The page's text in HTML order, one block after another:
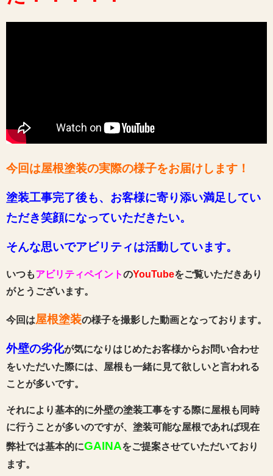
今回は屋根塗装の実際の様子をお届けします ！
塗装工事完了後も、お客様に寄り添い満足してい
ただき笑顔になっていただきたい。
そんな思いでアビリティは活動しています。
いつもアビリティペイントのYouTubeをご覧いただきあり
がとうございます。
今回は屋根塗装の様子を撮影した動画となっております。
外壁の劣化が気になりはじめたお客様からお問い合わせ
をいただいた際には、屋根も一緒に見て欲しいと言われる
ことが多いです。
それにより基本的に外壁の塗装工事をする際に屋根も同時
に行うことが多いのですが、塗装可能な屋根であれば現在
弊社では基本的にGAINAをご提案させていただいており
ます。